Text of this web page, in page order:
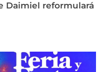
Daimiel reformulará